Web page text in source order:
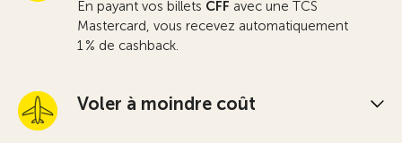
En payant vos billets CFF avec une TCS
Mastercard, vous recevez automatiquement
1 % de cashback.
Voler à moindre coût